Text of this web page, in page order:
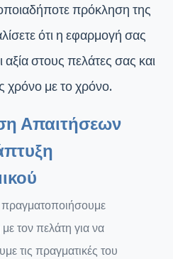
πρόκληση της
ότι η εφαρμογή σας
στους πελάτες σας και
χρόνο με το χρόνο.
Απαιτήσεων
τον πελάτη για να
τις πραγματικές του